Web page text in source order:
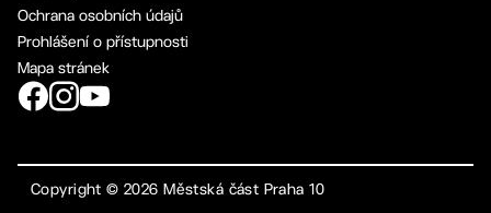
Ochrana osobních údajů
Prohlášení o přístupnosti
Mapa stránek
Copyright ©2026 Městská část Praha 10